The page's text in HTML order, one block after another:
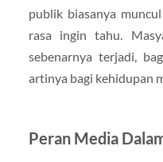
publik biasanya
rasa ingin tahu.
sebenarnya terjadi,
artinya bagi kehidupan
Peran Media